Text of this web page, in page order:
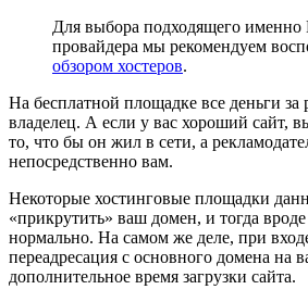
Для выбора подходящего именно
провайдера мы рекомендуем
обзором хостеров.
На бесплатной площадке все деньги за
владелец. А если у вас хороший сайт,
то, что бы он жил в сети, а
непосредственно вам.
Некоторые хостинговые площадки
«прикрутить» ваш домен, и тогда
нормально. На самом же деле, при
переадресация с основного домена на
дополнительное время загрузки сайта.